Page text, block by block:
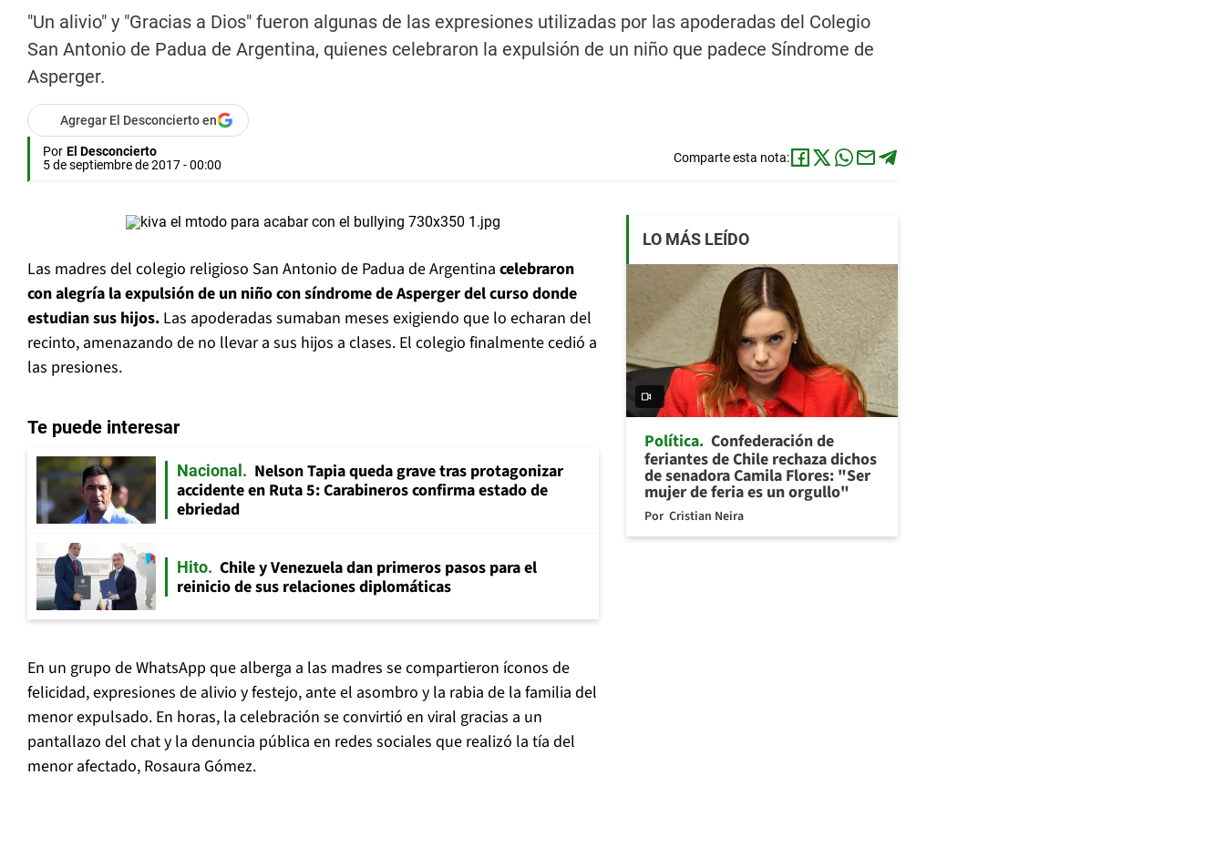
"Un alivio" y "Gracias a Dios" fueron algunas de las expresiones utilizadas por las apoderadas del Colegio
San Antonio de Padua de Argentina, quienes celebraron la expulsión de un niño que padece Síndrome de
Asperger.
Agregar El Desconcierto en
Por El Desconcierto
5 de septiembre de 2017 - 00:00
Comparte esta nota:
Las madres del colegio religioso San Antonio de Padua de Argentina celebraron
con alegría la expulsión de un niño con síndrome de Asperger del curso donde
estudian sus hijos. Las apoderadas sumaban meses exigiendo que lo echaran del
recinto, amenazando de no llevar a sus hijos a clases. El colegio finalmente cedió a
las presiones.
Te puede interesar
Nacional
Nelson Tapia queda grave tras protagonizar
accidente en Ruta 5: Carabineros confirma estado de
ebriedad
Hito
Chile y Venezuela dan primeros pasos para el
reinicio de sus relaciones diplomáticas
En un grupo de WhatsApp que alberga a las madres se compartieron íconos de
felicidad, expresiones de alivio y festejo, ante el asombro y la rabia de la familia del
menor expulsado. En horas, la celebración se convirtió en viral gracias a un
pantallazo del chat y la denuncia pública en redes sociales que realizó la tía del
menor afectado, Rosaura Gómez.
LO MÁS LEÍDO
Política Confederación de
feriantes de Chile rechaza dichos
de senadora Camila Flores: "Ser
mujer de feria es un orgullo"
Por Cristian Neira